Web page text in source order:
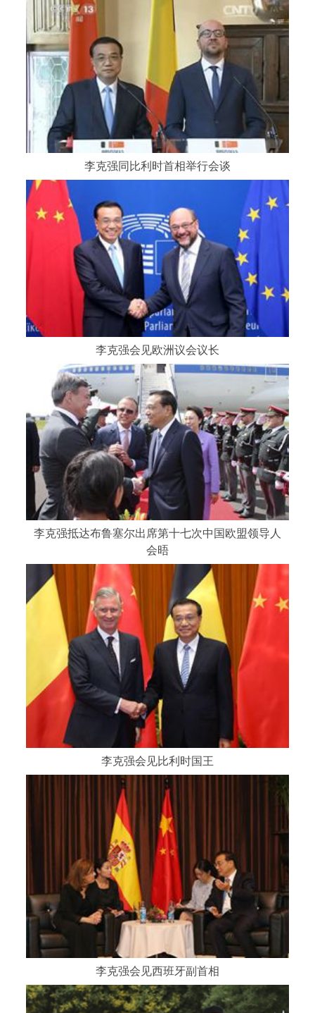
李克强同比利时首相举行会谈
李克强会见欧洲议会议长
李克强抵达布鲁塞尔出席第十七次中国欧盟领导人
会晤
李克强会见比利时国王
李克强会见西班牙副首相